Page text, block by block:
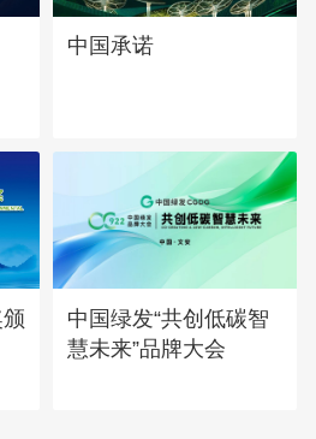
中国承诺
中国绿发“共创低碳智
慧未来”品牌大会